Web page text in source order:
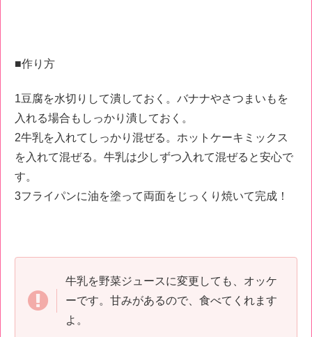
■作り方
1豆腐を水切りして潰しておく。バナナやさつまいもを
入れる場合もしっかり潰しておく。
2牛乳を入れてしっかり混ぜる。ホットケーキミックス
を入れて混ぜる。牛乳は少しずつ入れて混ぜると安心で
す。
3フライパンに油を塗って両面をじっくり焼いて完成！
牛乳を野菜ジュースに変更しても、オッケ
ーです。甘みがあるので、食べてくれます
よ。